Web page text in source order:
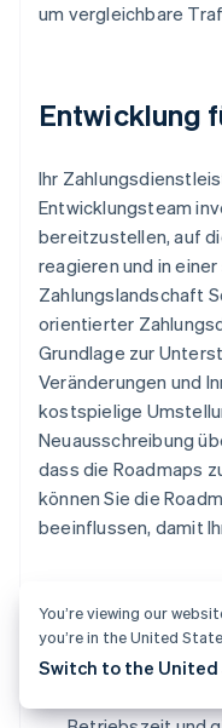
um vergleichbare
Entwicklung
Ihr
Entwicklungsteam
bereitzustellen, auf
reagieren und in
Zahlungslandschaft
orientierter
Grundlage zur
Veränderungen und
kostspielige
Neuausschreibung
dass die Roadmaps
können Sie die
beeinflussen, damit
Fragen an
You’re viewing our
you’re in the United
Switch to the